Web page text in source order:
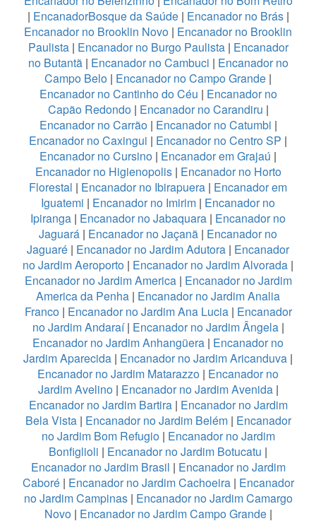
| EncanadorBosque da Saúde| Encanador no Brás|
Encanador no Brooklin Novo | Encanador no Brooklin
Paulista| Encanador no Burgo Paulista| Encanador
no Butantã| Encanador no Cambuci | Encanador no
Campo Belo | Encanador no Campo Grande |
Encanador no Cantinho do Céu | Encanador no
Capão Redondo| Encanador no Carandiru |
Encanador no Carrão| Encanador no Catumbi |
Encanador no Caxingui | Encanador no Centro SP |
Encanador no Cursino | Encanador em Grajaú |
Encanador no Higienopolis| Encanador no Horto
Florestal | Encanador no Ibirapuera | Encanador em
Iguatemi | Encanador no Imirim | Encanador no
Ipiranga | Encanador no Jabaquara | Encanador no
Jaguará | Encanador no Jaçanã | Encanador no
Jaguaré | Encanador no Jardim Adutora | Encanador
no Jardim Aeroporto | Encanador no Jardim Alvorada |
Encanador no Jardim America| Encanador no Jardim
America da Penha | Encanador no Jardim Analia
Franco| Encanador no Jardim Ana Lucia| Encanador
no Jardim Andaraí| Encanador no Jardim Ângela|
Encanador no Jardim Anhangüera | Encanador no
Jardim Aparecida | Encanador no Jardim Aricanduva |
Encanador no Jardim Matarazzo | Encanador no
Jardim Avelino| Encanador no Jardim Avenida|
Encanador no Jardim Bartira| Encanador no Jardim
Bela Vista| Encanador no Jardim Belém| Encanador
no Jardim Bom Refugio| Encanador no Jardim
Bonfiglioli | Encanador no Jardim Botucatu |
Encanador no Jardim Brasil | Encanador no Jardim
Caboré| Encanador no Jardim Cachoeira| Encanador
no Jardim Campinas| Encanador no Jardim Camargo
Novo| Encanador no Jardim Campo Grande|